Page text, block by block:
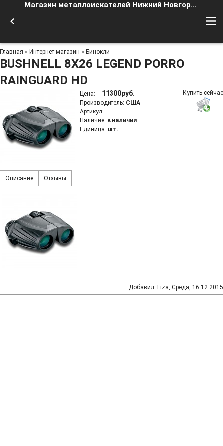
Магазин металлоискателей Нижний Новгород
Главная » Интернет-магазин » Бинокли
BUSHNELL 8X26 LEGEND PORRO
RAINGUARD HD
Цена: 11300руб.
Производитель: США
Артикул:
Наличие: в наличии
Единица: шт.
Купить сейчас
Описание Отзывы
Добавил: Liza, Среда, 16.12.2015